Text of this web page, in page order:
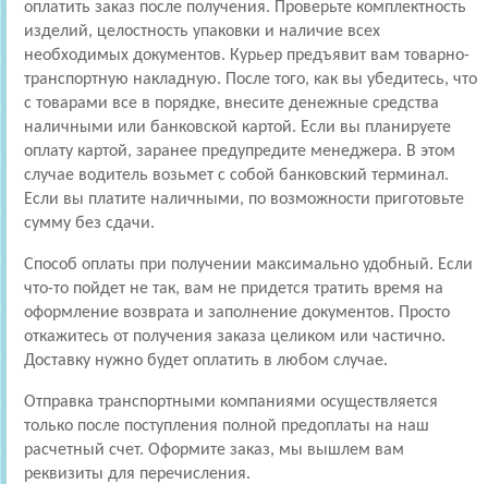
оплатить заказ после получения. Проверьте комплектность
изделий, целостность упаковки и наличие всех
необходимых документов. Курьер предъявит вам товарно-
транспортную накладную. После того, как вы убедитесь, что
с товарами все в порядке, внесите денежные средства
наличными или банковской картой. Если вы планируете
оплату картой, заранее предупредите менеджера. В этом
случае водитель возьмет с собой банковский терминал.
Если вы платите наличными, по возможности приготовьте
сумму без сдачи.
Способ оплаты при получении максимально удобный. Если
что-то пойдет не так, вам не придется тратить время на
оформление возврата и заполнение документов. Просто
откажитесь от получения заказа целиком или частично.
Доставку нужно будет оплатить в любом случае.
Отправка транспортными компаниями осуществляется
только после поступления полной предоплаты на наш
расчетный счет. Оформите заказ, мы вышлем вам
реквизиты для перечисления.